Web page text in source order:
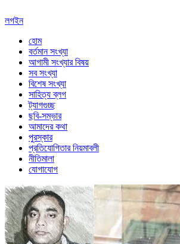
লগইন
হোম
বর্তমান সংখ্যা
আগামী সংখ্যার বিষয়
সব সংখ্যা
বিশেষ সংখ্যা
সাহিত্য ব্লগ
ট্যাগগুচ্ছ
ছবি-সম্ভার
আমাদের কথা
পুরস্কার
প্রতিযোগিতার নিয়মাবলী
নীতিমালা
যোগাযোগ